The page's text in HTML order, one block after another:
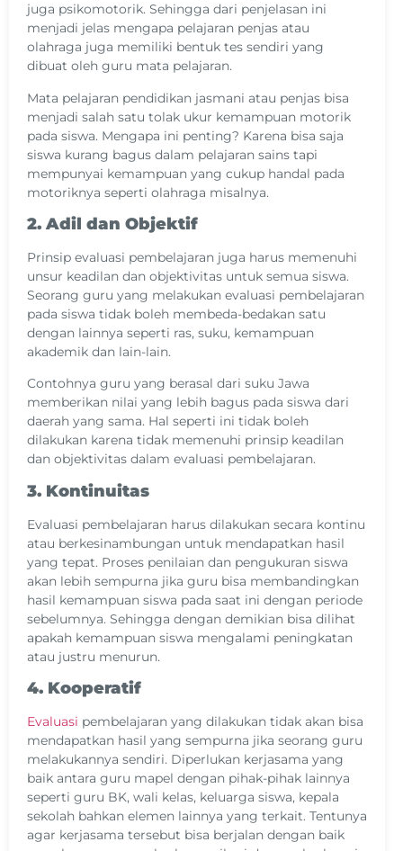
juga psikomotorik. Sehingga dari penjelasan ini
menjadi jelas mengapa pelajaran penjas atau
olahraga juga memiliki bentuk tes sendiri yang
dibuat oleh guru mata pelajaran.
Mata pelajaran pendidikan jasmani atau penjas bisa
menjadi salah satu tolak ukur kemampuan motorik
pada siswa. Mengapa ini penting? Karena bisa saja
siswa kurang bagus dalam pelajaran sains tapi
mempunyai kemampuan yang cukup handal pada
motoriknya seperti olahraga misalnya.
2. Adil dan Objektif
Prinsip evaluasi pembelajaran juga harus memenuhi
unsur keadilan dan objektivitas untuk semua siswa.
Seorang guru yang melakukan evaluasi pembelajaran
pada siswa tidak boleh membeda-bedakan satu
dengan lainnya seperti ras, suku, kemampuan
akademik dan lain-lain.
Contohnya guru yang berasal dari suku Jawa
memberikan nilai yang lebih bagus pada siswa dari
daerah yang sama. Hal seperti ini tidak boleh
dilakukan karena tidak memenuhi prinsip keadilan
dan objektivitas dalam evaluasi pembelajaran.
3. Kontinuitas
Evaluasi pembelajaran harus dilakukan secara kontinu
atau berkesinambungan untuk mendapatkan hasil
yang tepat. Proses penilaian dan pengukuran siswa
akan lebih sempurna jika guru bisa membandingkan
hasil kemampuan siswa pada saat ini dengan periode
sebelumnya. Sehingga dengan demikian bisa dilihat
apakah kemampuan siswa mengalami peningkatan
atau justru menurun.
4. Kooperatif
Evaluasi pembelajaran yang dilakukan tidak akan bisa
mendapatkan hasil yang sempurna jika seorang guru
melakukannya sendiri. Diperlukan kerjasama yang
baik antara guru mapel dengan pihak-pihak lainnya
seperti guru BK, wali kelas, keluarga siswa, kepala
sekolah bahkan elemen lainnya yang terkait. Tentunya
agar kerjasama tersebut bisa berjalan dengan baik